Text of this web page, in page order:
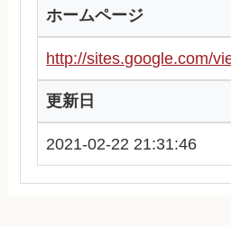
ホームページ
http://sites.google.com/
更新日
2021-02-22 21:31:46